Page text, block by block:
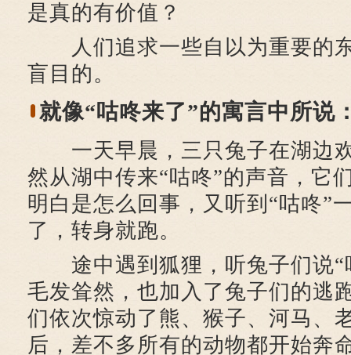
是真的有价值？
人们追求一些自以为重要的
盲目的。
就像“咕咚来了”的寓言中所说
一天早晨，三只兔子在湖边
然从湖中传来“咕咚”的声音，它
明白是怎么回事，又听到“咕咚”
了，转身就跑。
途中遇到狐狸，听兔子们说“
毛发耸然，也加入了兔子们的逃
们依次惊动了熊、猴子、河马、
后，差不多所有的动物都开始奔